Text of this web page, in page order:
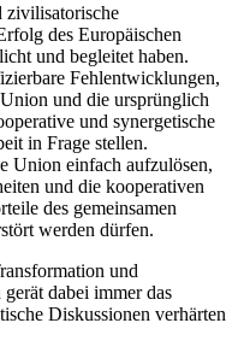
zivilisatorische
des Europäischen
und begleitet haben.
Fehlentwicklungen,
und die ursprünglich
und synergetische
in Frage stellen.
Union einfach aufzulösen,
und die kooperativen
des gemeinsamen
werden dürfen.
und
dabei immer das
Diskussionen verhärten